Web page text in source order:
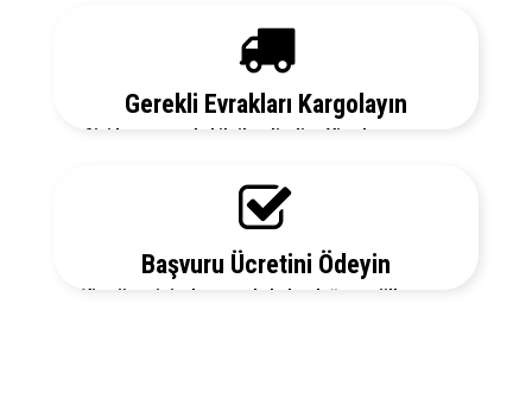
Gerekli Evrakları Kargolayın
Sizi her aşamada bilgilendirelim. Vize başvurunuz
Başvuru Ücretini Ödeyin
Vize ücretiniz, başvuruda bulunduğunuz ülkeye ve